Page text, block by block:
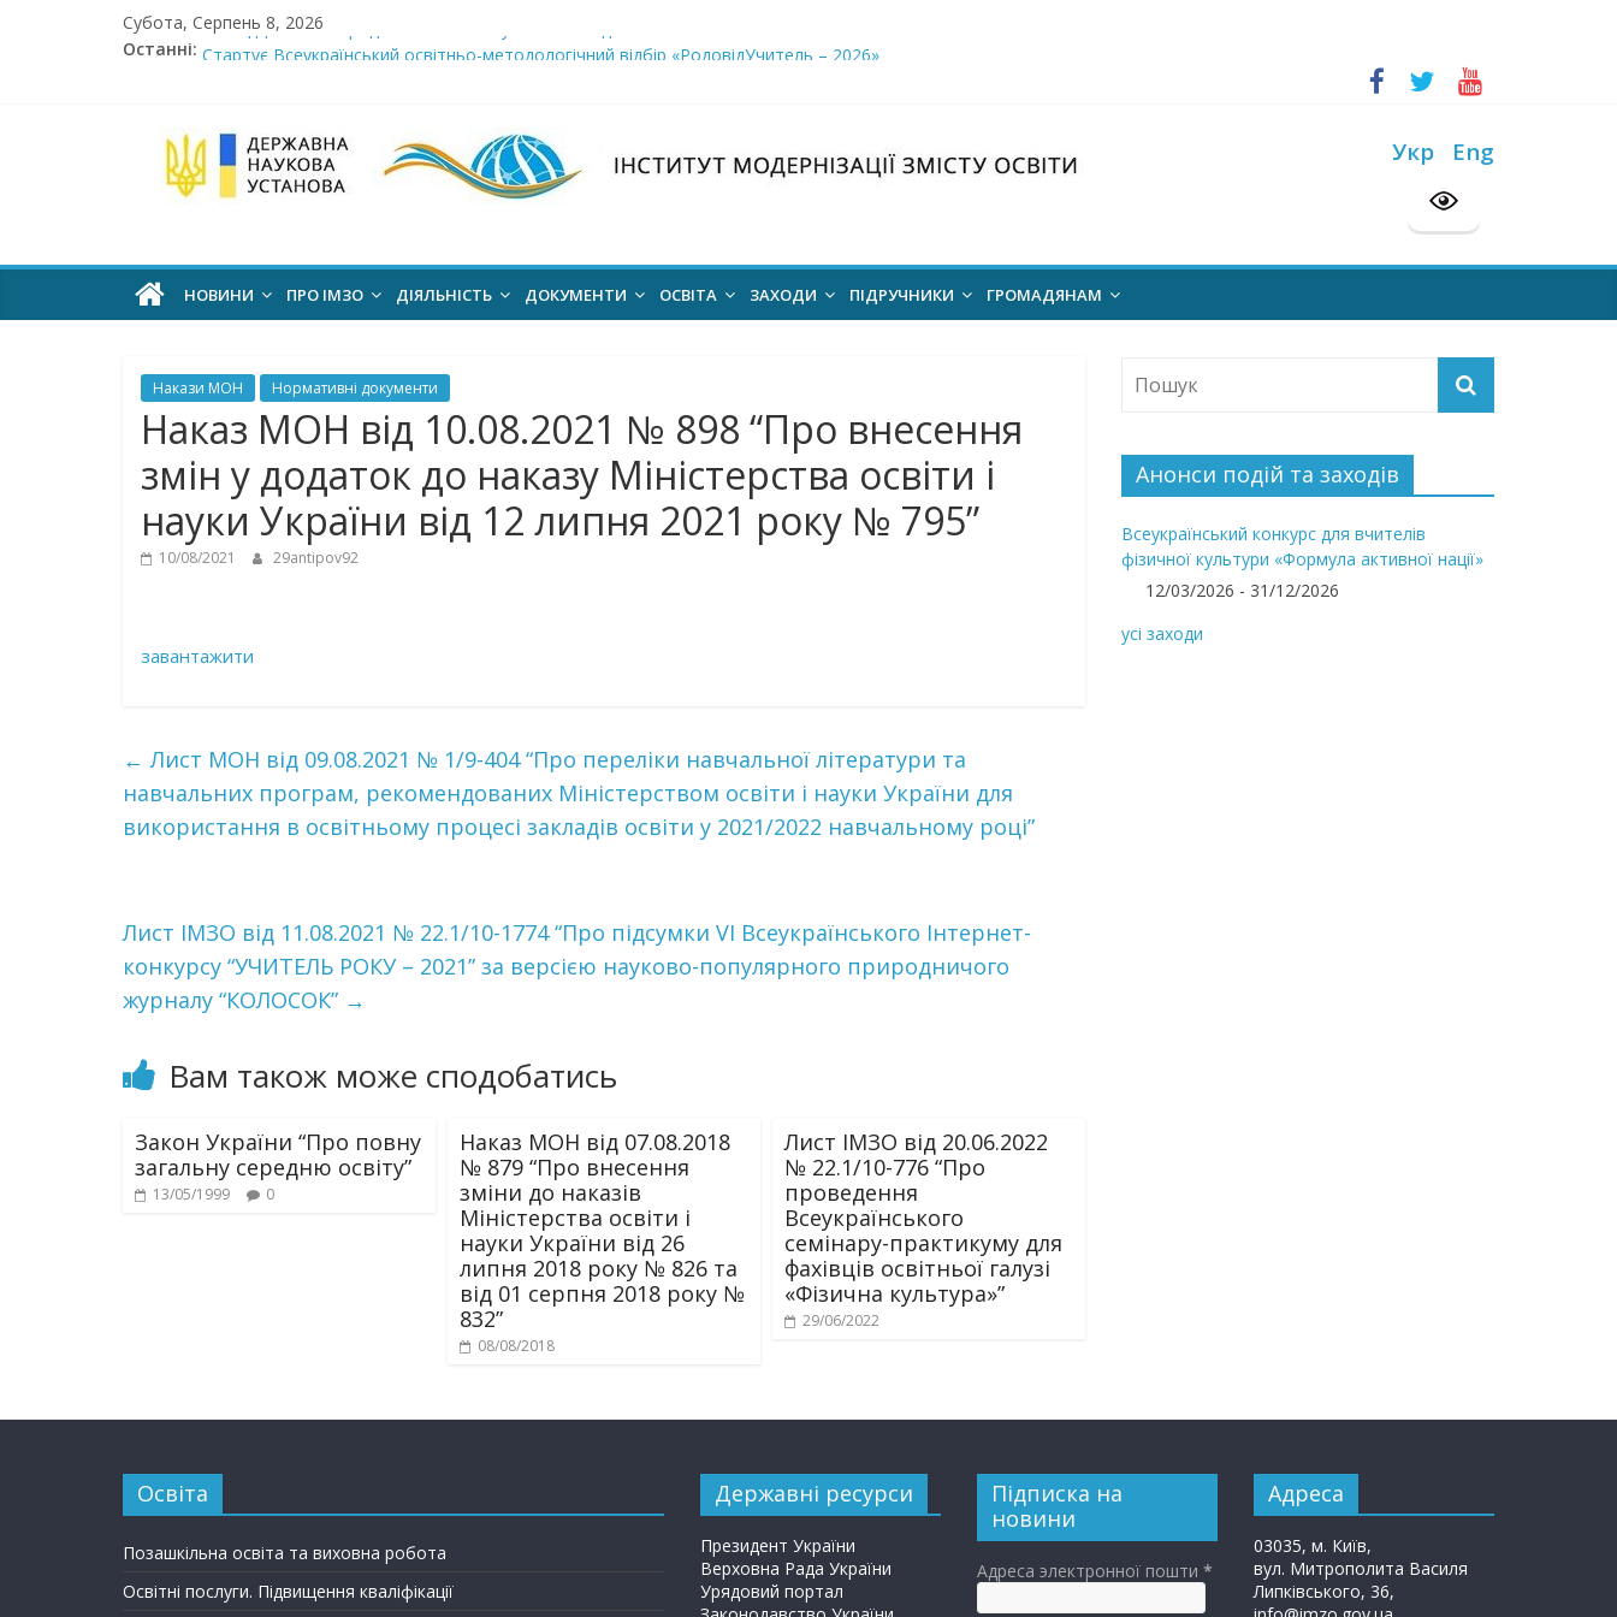
Субота, Серпень 8, 2026
Останні:
Сімнадцята міжнародна виставка «Сучасні заклади освіти»
Стартує Всеукраїнський освітньо-методологічний відбір «РодовідУчитель – 2026»
Розпочато прийом документів на конкурс для здобуття академічних стипендій імені Героїв Небесної Сотні на 2026/2027 н. р.
Інститут
модернізації
змісту
освіти
офіційний
веб-
сайт
Укр Eng
НОВИНИ ПРО ІМЗО ДІЯЛЬНІСТЬ ДОКУМЕНТИ ОСВІТА ЗАХОДИ ПІДРУЧНИКИ ГРОМАДЯНАМ
Накази МОН Нормативні документи
Наказ МОН від 10.08.2021 № 898 “Про внесення
змін у додаток до наказу Міністерства освіти і
науки України від 12 липня 2021 року № 795”
10/08/2021 29antipov92
завантажити
← Лист МОН від 09.08.2021 № 1/9-404 “Про переліки навчальної літератури та
навчальних програм, рекомендованих Міністерством освіти і науки України для
використання в освітньому процесі закладів освіти у 2021/2022 навчальному році”
Лист ІМЗО від 11.08.2021 № 22.1/10-1774 “Про підсумки VІ Всеукраїнського Інтернет-
конкурсу “УЧИТЕЛЬ РОКУ – 2021” за версією науково-популярного природничого
журналу “КОЛОСОК” →
Вам також може сподобатись
Закон України “Про повну
загальну середню освіту”
13/05/1999 0
Наказ МОН від 07.08.2018
№ 879 “Про внесення
зміни до наказів
Міністерства освіти і
науки України від 26
липня 2018 року № 826 та
від 01 серпня 2018 року №
832”
08/08/2018
Лист ІМЗО від 20.06.2022
№ 22.1/10-776 “Про
проведення
Всеукраїнського
семінару-практикуму для
фахівців освітньої галузі
«Фізична культура»”
29/06/2022
Анонси подій та заходів
Всеукраїнський конкурс для вчителів
фізичної культури «Формула активної нації»
12/03/2026 - 31/12/2026
усі заходи
Освіта
Позашкільна освіта та виховна робота
Освітні послуги. Підвищення кваліфікації
Державні ресурси
Президент України
Верховна Рада України
Урядовий портал
Підписка на
новини
Адреса электронної пошти *
Адреса
03035, м. Київ,
вул. Митрополита Василя
Липківського, 36,